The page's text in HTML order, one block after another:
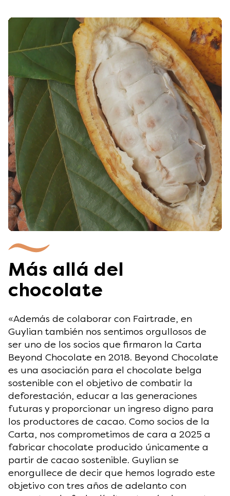
Más allá del
chocolate
«Además de colaborar con Fairtrade, en
Guylian también nos sentimos orgullosos de
ser uno de los socios que firmaron la Carta
Beyond Chocolate en 2018. Beyond Chocolate
es una asociación para el chocolate belga
sostenible con el objetivo de combatir la
deforestación, educar a las generaciones
futuras y proporcionar un ingreso digno para
los productores de cacao. Como socios de la
Carta, nos comprometimos de cara a 2025 a
fabricar chocolate producido únicamente a
partir de cacao sostenible. Guylian se
enorgullece de decir que hemos logrado este
objetivo con tres años de adelanto con